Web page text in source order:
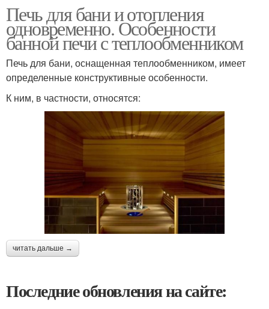
Печь для бани и отопления
одновременно. Особенности
банной печи с теплообменником
Печь для бани, оснащенная теплообменником, имеет
определенные конструктивные особенности.
К ним, в частности, относятся:
читать дальше →
Последние обновления на сайте: